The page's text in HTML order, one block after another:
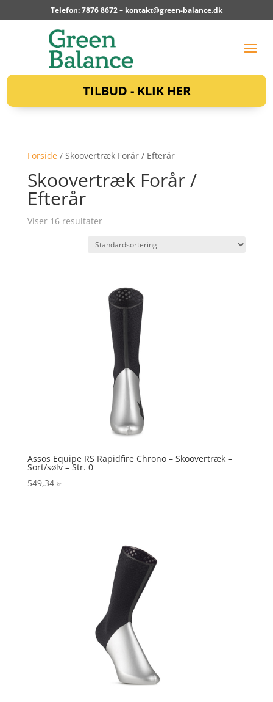
Telefon: 7876 8672 – kontakt@green-balance.dk
TILBUD - KLIK HER
Forside/ Skoovertræk Forår / Efterår
Skoovertræk Forår /
Efterår
Viser 16 resultater
Assos Equipe RS Rapidfire Chrono – Skoovertræk –
Sort/sølv – Str. 0
549,34 kr.